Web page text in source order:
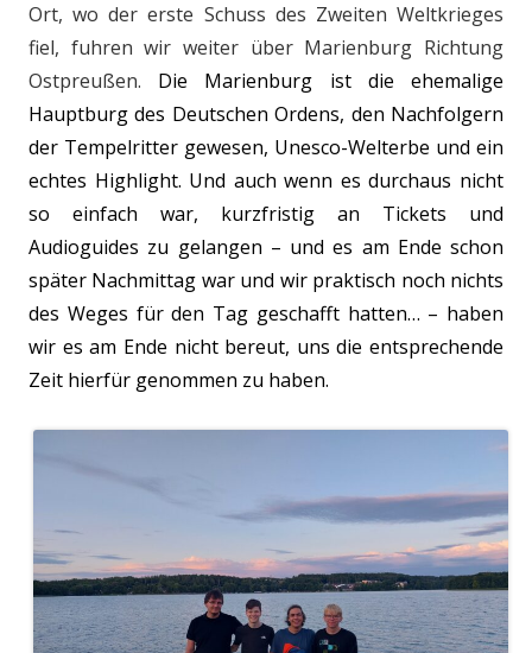
Ort, wo der erste Schuss des Zweiten Weltkrieges
fiel, fuhren wir weiter über Marienburg Richtung
Ostpreußen. Die Marienburg ist die ehemalige
Hauptburg des Deutschen Ordens, den Nachfolgern
der Tempelritter gewesen, Unesco-Welterbe und ein
echtes Highlight. Und auch wenn es durchaus nicht
so einfach war, kurzfristig an Tickets und
Audioguides zu gelangen – und es am Ende schon
später Nachmittag war und wir praktisch noch nichts
des Weges für den Tag geschafft hatten… – haben
wir es am Ende nicht bereut, uns die entsprechende
Zeit hierfür genommen zu haben.